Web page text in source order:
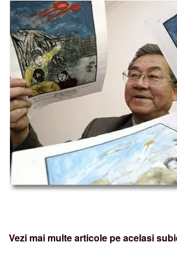
Vezi mai multe articole pe acelasi